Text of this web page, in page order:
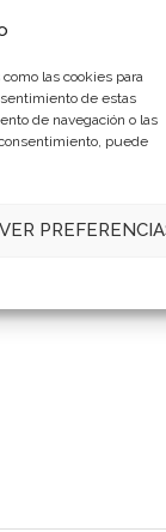
las cookies para
de estas
de navegación o las
puede
VER